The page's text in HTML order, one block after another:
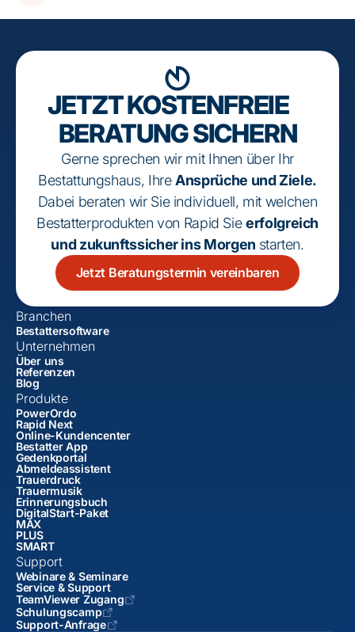
JETZT KOSTENFREIE
BERATUNG SICHERN
Gerne sprechen wir mit Ihnen über Ihr
Bestattungshaus, IhreAnsprüche und Ziele.
Dabei beraten wir Sie individuell, mit welchen
Bestatter­produkten von Rapid Sieerfolg­reich
und zukunfts­sicher ins Morgen starten.
Jetzt Beratungstermin vereinbaren
Branchen
Bestattersoftware
Unternehmen
Über uns
Referenzen
Blog
Produkte
PowerOrdo
Rapid Next
Online-Kundencenter
Bestatter App
Gedenkportal
Abmeldeassistent
Trauerdruck
Trauermusik
Erinnerungsbuch
DigitalStart-Paket
MAX
PLUS
SMART
Support
Webinare & Seminare
Service & Support
TeamViewer Zugang
Schulungscamp
Support-Anfrage